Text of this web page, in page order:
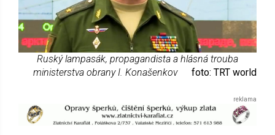
Ruský lampasák, propagandista a hlásná trouba
ministerstva obrany I. Konašenkov
foto: TRT world